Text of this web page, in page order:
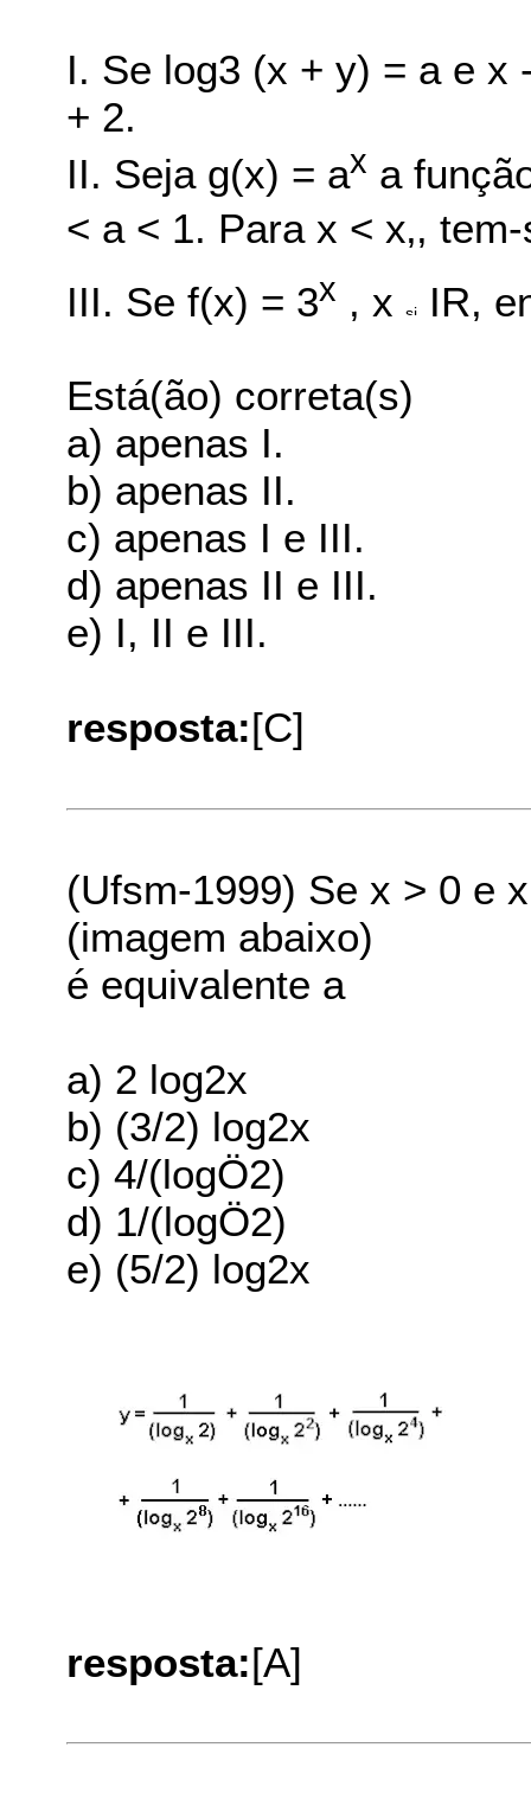
I. Se log3 (x + y) = a e x
+ 2.
II. Seja g(x) = ax a
< a < 1. Para x < x‚, tem-
III. Se f(x) = 3x , x IR,
Está(ão) correta(s)
a) apenas I.
b) apenas II.
c) apenas I e III.
d) apenas II e III.
e) I, II e III.
resposta:[C]
(Ufsm-1999) Se x > 0 e
(imagem abaixo)
é equivalente a
a) 2 log2x
b) (3/2) log2x
c) 4/(logÖ2)
d) 1/(logÖ2)
e) (5/2) log2x
resposta:[A]